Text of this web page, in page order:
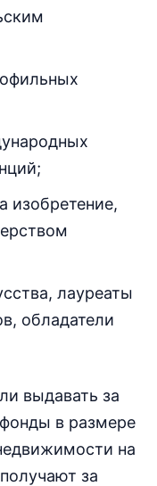
изобретение,
лауреаты
обладатели
выдавать за
в размере
на
за